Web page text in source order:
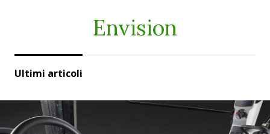
Envision
Ultimi articoli